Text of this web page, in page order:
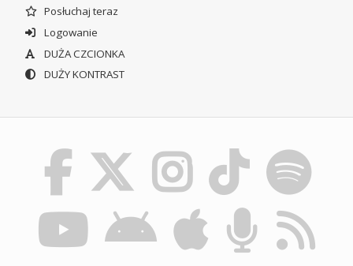
Posłuchaj teraz
Logowanie
DUŻA CZCIONKA
DUŻY KONTRAST